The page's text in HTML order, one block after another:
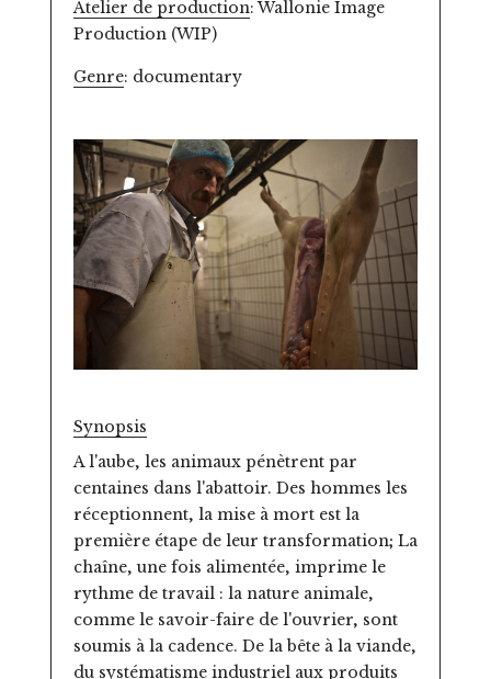
Atelier de production: Wallonie Image
Production (WIP)
Genre: documentary
Synopsis
A l'aube, les animaux pénètrent par
centaines dans l'abattoir. Des hommes les
réceptionnent, la mise à mort est la
première étape de leur transformation; La
chaîne, une fois alimentée, imprime le
rythme de travail : la nature animale,
comme le savoir-faire de l'ouvrier, sont
soumis à la cadence. De la bête à la viande,
du systématisme industriel aux produits